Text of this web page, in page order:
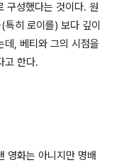
구성했다는 것이다. 원
히 로이를) 보다 깊이
데, 베티와 그의 시점을
고 한다.
영화는 아니지만 명배